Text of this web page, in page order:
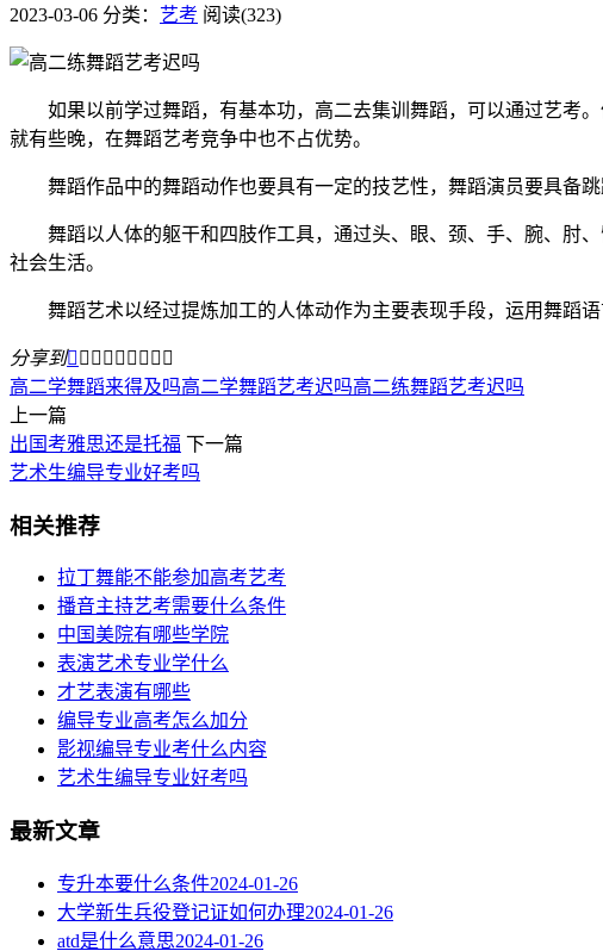
2023-03-06 分类： 艺考 阅读(323)
如果以前学过舞蹈，有基本功，高二去集训舞蹈，可以通过艺考。
就有些晚，在舞蹈艺考竞争中也不占优势。
舞蹈作品中的舞蹈动作也要具有一定的技艺性，舞蹈演员要具备跳
舞蹈以人体的躯干和四肢作工具，通过头、眼、颈、手、腕、肘、
社会生活。
舞蹈艺术以经过提炼加工的人体动作为主要表现手段，运用舞蹈语
分享到        
高二学舞蹈来得及吗高二学舞蹈艺考迟吗高二练舞蹈艺考迟吗
上一篇
出国考雅思还是托福 下一篇
艺术生编导专业好考吗
相关推荐
拉丁舞能不能参加高考艺考
播音主持艺考需要什么条件
中国美院有哪些学院
表演艺术专业学什么
才艺表演有哪些
编导专业高考怎么加分
影视编导专业考什么内容
艺术生编导专业好考吗
最新文章
专升本要什么条件2024-01-26
大学新生兵役登记证如何办理2024-01-26
atd是什么意思2024-01-26